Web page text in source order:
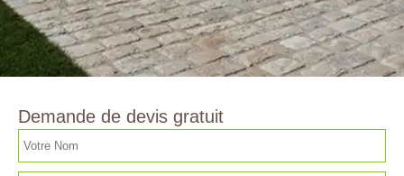
Demande de devis gratuit